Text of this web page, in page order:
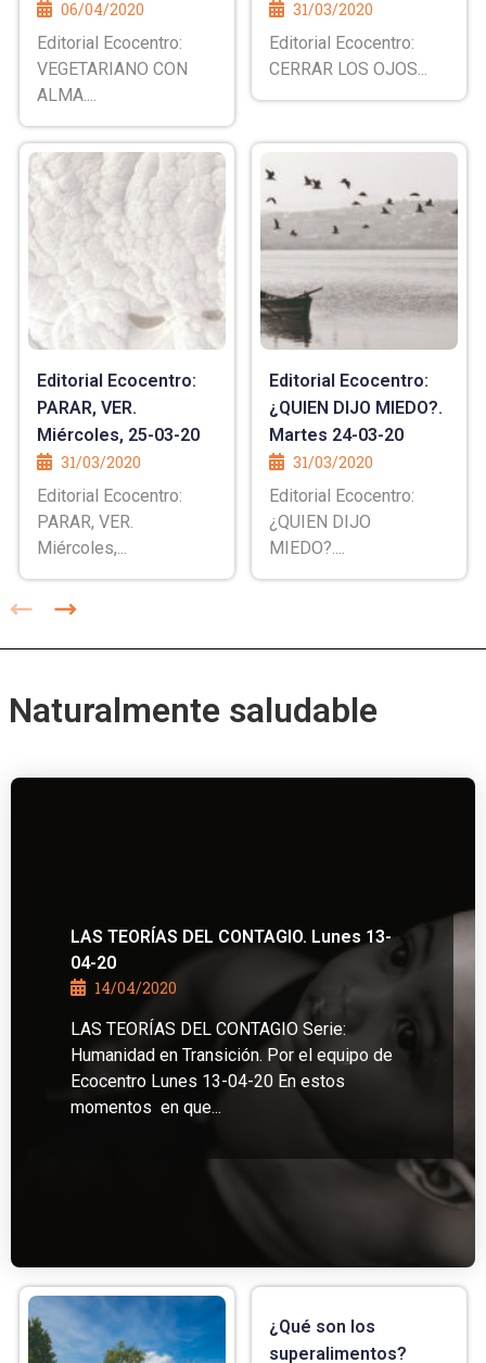
06/04/2020
Editorial Ecocentro:
VEGETARIANO CON
ALMA....
31/03/2020
Editorial Ecocentro:
CERRAR LOS OJOS...
Editorial Ecocentro:
PARAR, VER.
Miércoles, 25-03-20
31/03/2020
Editorial Ecocentro:
PARAR, VER.
Miércoles,...
Editorial Ecocentro:
¿QUIEN DIJO MIEDO?.
Martes 24-03-20
31/03/2020
Editorial Ecocentro:
¿QUIEN DIJO
MIEDO?....
Naturalmente saludable
LAS TEORÍAS DEL CONTAGIO. Lunes 13-
04-20
14/04/2020
LAS TEORÍAS DEL CONTAGIO Serie:
Humanidad en Transición. Por el equipo de
Ecocentro Lunes 13-04-20 En estos
momentos en que...
¿Qué son los
superalimentos?